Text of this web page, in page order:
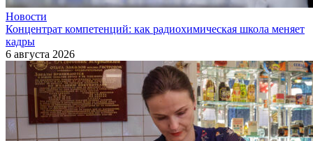
Новости
Концентрат компетенций: как радиохимическая школа меняет
кадры
6 августа 2026